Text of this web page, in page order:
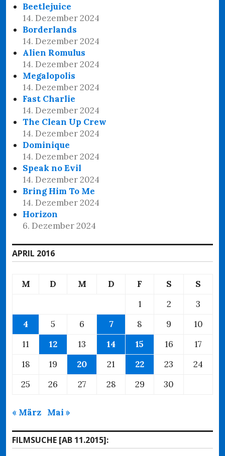
Beetlejuice
14. Dezember 2024
Borderlands
14. Dezember 2024
Alien Romulus
14. Dezember 2024
Megalopolis
14. Dezember 2024
Fast Charlie
14. Dezember 2024
The Clean Up Crew
14. Dezember 2024
Dominique
14. Dezember 2024
Speak no Evil
14. Dezember 2024
Bring Him To Me
14. Dezember 2024
Horizon
6. Dezember 2024
APRIL 2016
M D M D F S
S
1
2
3
4
5 6 7 8 9
10
11
12 13 14 15 16
17
18
19 20 21 22 23
24
25
26 27 28 29 30
« März Mai »
FILMSUCHE [AB 11.2015]: